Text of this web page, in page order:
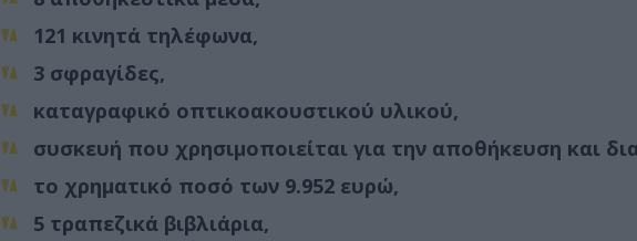
121 κινητά τηλέφωνα,
3 σφραγίδες,
καταγραφικό οπτικοακουστικού υλικού,
συσκευή που χρησιμοποιείται για την αποθήκευση και
το χρηματικό ποσό των 9.952 ευρώ,
5 τραπεζικά βιβλιάρια,